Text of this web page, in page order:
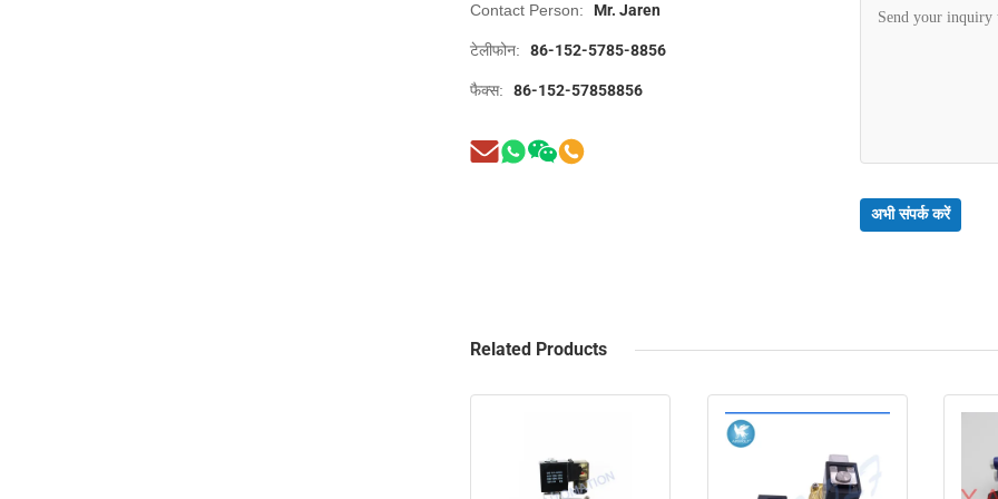
Contact Person: Mr. Jaren
टेलीफोन: 86-152-5785-8856
फैक्स: 86-152-57858856
अभी संपर्क करें
Related Products